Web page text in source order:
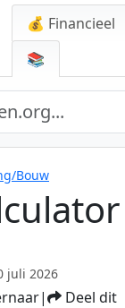
💰 Financieel
📚
Bouw
juli 2026
| Deel dit